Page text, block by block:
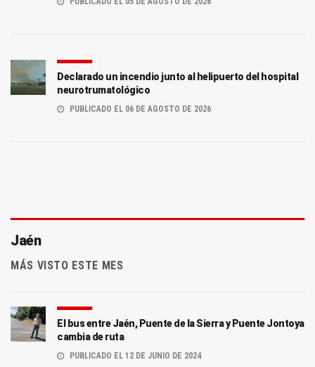
Declarado un incendio junto al helipuerto del hospital
neurotrumatológico
PUBLICADO EL 06 DE AGOSTO DE 2026
Jaén
MÁS VISTO ESTE MES
El bus entre Jaén, Puente de la Sierra y Puente Jontoya
cambia de ruta
PUBLICADO EL 12 DE JUNIO DE 2024